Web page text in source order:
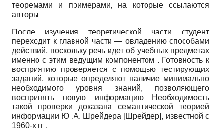
теоремами и примерами, на которые ссылаются
авторы
После изучения теоретической части студент
переходит к главной части — овладению способами
действий, поскольку речь идет об учебных предметах
именно с этим ведущим компонентом . Готовность к
восприятию проверяется с помощью тестирующих
заданий, которые определяют наличие минимально
необходимого уровня знаний, позволяющего
воспринять новую информацию Необходимость
такой проверки доказана семантической теорией
информации Ю .А. Шрейдера [Шрейдер], известной с
1960-х гг .